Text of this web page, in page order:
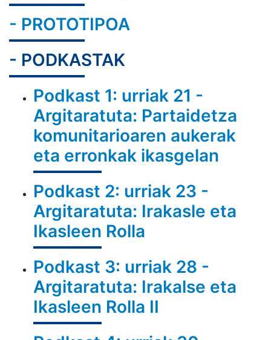
- PROTOTIPOA
- PODKASTAK
Podkast 1: urriak 21 -
Argitaratuta: Partaidetza
komunitarioaren aukerak
eta erronkak ikasgelan
Podkast 2: urriak 23 -
Argitaratuta: Irakasle eta
Ikasleen Rolla
Podkast 3: urriak 28 -
Argitaratuta: Irakalse eta
Ikasleen Rolla II